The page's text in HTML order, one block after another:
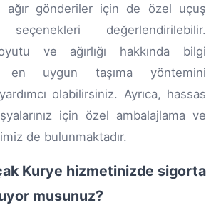
ağır gönderiler için de özel uçuş
değerlendirilebilir.
ve ağırlığı hakkında bilgi
uygun taşıma yöntemini
olabilirsiniz. Ayrıca, hassas
için özel ambalajlama ve
de bulunmaktadır.
Kurye hizmetinizde sigorta
musunuz?